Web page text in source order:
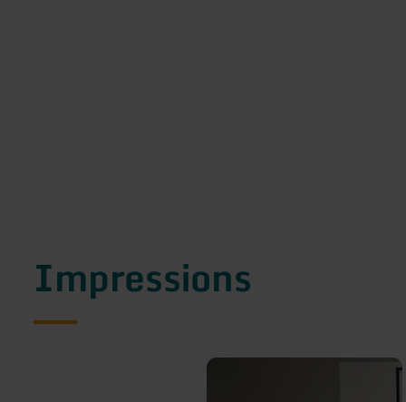
Impressions